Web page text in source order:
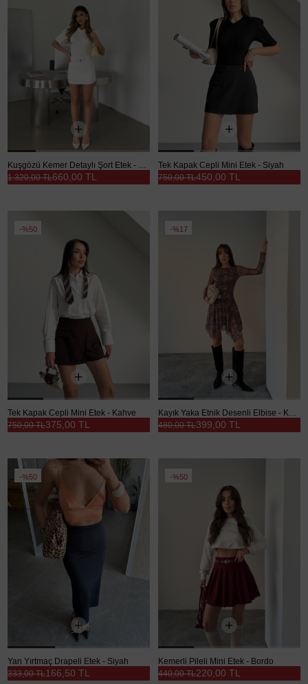
Kuşgözü Kemer Detaylı Şort Etek - Beyaz
660,00 TL
1.320,00 TL
Tek Kapak Cepli Mini Etek - Siyah
450,00 TL
750,00 TL
%50
Tek Kapak Cepli Mini Etek - Kahve
375,00 TL
750,00 TL
%17
Kayık Yaka Etnik Desenli Elbise - Kahve
399,00 TL
480,00 TL
%50
Yan Yırtmaç Drapeli Etek - Siyah
166,50 TL
333,00 TL
%50
Kemerli Pileli Mini Etek - Bordo
220,00 TL
440,00 TL